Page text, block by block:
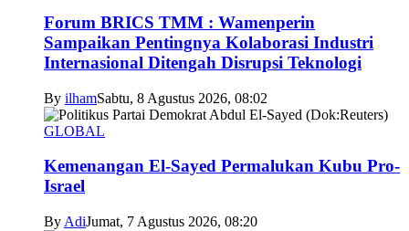
Forum BRICS TMM : Wamenperin
Sampaikan Pentingnya Kolaborasi Industri
Internasional Ditengah Disrupsi Teknologi
By ilhamSabtu, 8 Agustus 2026, 08:02
GLOBAL
Kemenangan El-Sayed Permalukan Kubu Pro-
Israel
By AdiJumat, 7 Agustus 2026, 08:20